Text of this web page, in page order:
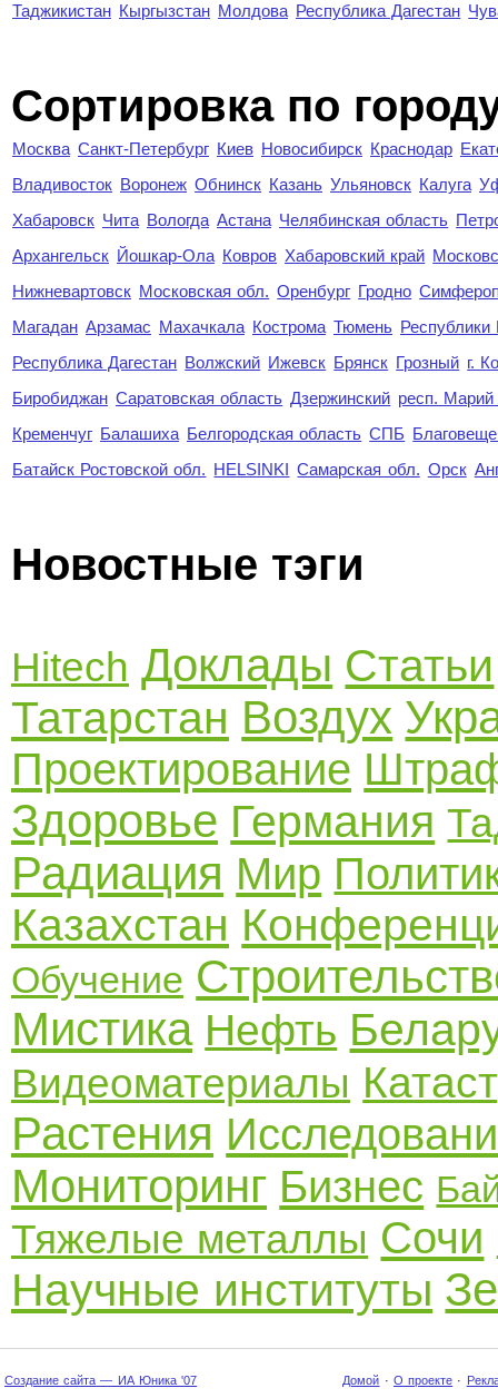
Таджикистан Кыргызстан Молдова Республика Дагестан
Cортировка по
Москва Санкт-Петербург Киев Новосибирск Краснодар
Владивосток Воронеж Обнинск Казань Ульяновск Калуга
Хабаровск Чита Вологда Астана Челябинская область
Архангельск Йошкар-Ола Ковров Хабаровский край
Нижневартовск Московская обл. Оренбург Гродно
Магадан Арзамас Махачкала Кострома Тюмень Республики
Республика Дагестан Волжский Ижевск Брянск Грозный г.
Биробиджан Саратовская область Дзержинский респ.
Кременчуг Балашиха Белгородская область СПБ
Батайск Ростовской обл. HELSINKI Самарская обл. Орск
Новостные тэги
Hitech Доклады Статьи
Татарстан Воздух
Проектирование
Здоровье Германия
Радиация Мир
Казахстан
Обучение
Мистика Нефть
Видеоматериалы
Растения
Мониторинг Бизнес
Тяжелые металлы Сочи
Научные институты
Создание сайта — ИА Юника '07 Домой · О проекте ·